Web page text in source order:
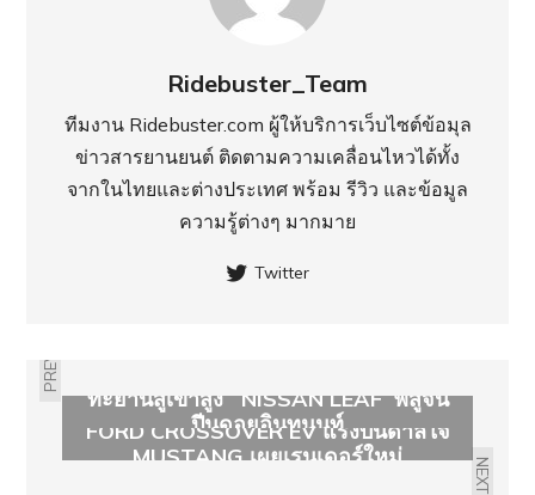
Ridebuster_Team
ทีมงาน Ridebuster.com ผู้ให้บริการเว็บไซต์ข้อมุล
ข่าวสารยานยนต์ ติดตามความเคลื่อนไหวได้ทั้ง
จากในไทยและต่างประเทศ พร้อม รีวิว และข้อมูล
ความรู้ต่างๆ มากมาย
Twitter
PREVIOUS
ทะยานสู่เขาสูง NISSAN LEAF พิสูจน์
ปีนดอยอินทนนท์
NEXT
FORD CROSSOVER EV แรงบันดาลใจ
MUSTANG เผยเรนเดอร์ใหม่